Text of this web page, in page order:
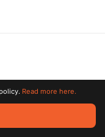
All trademarks
Read more here.